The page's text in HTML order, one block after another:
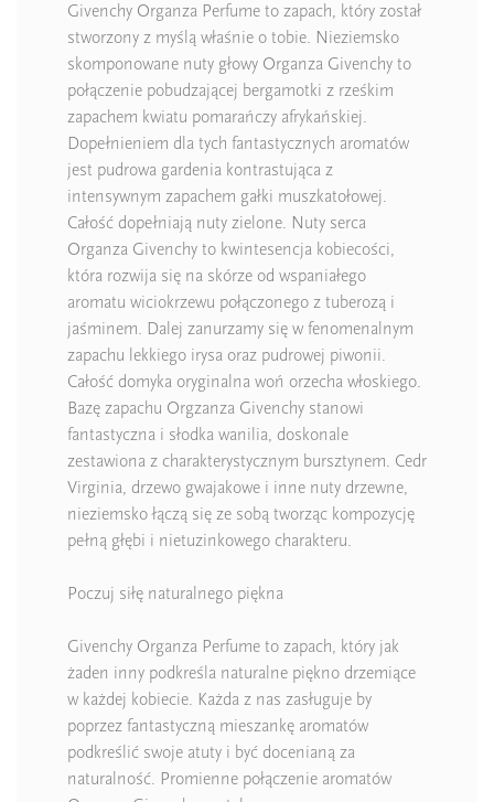
Givenchy Organza Perfume to zapach, który został
stworzony z myślą właśnie o tobie. Nieziemsko
skomponowane nuty głowy Organza Givenchy to
połączenie pobudzającej bergamotki z rześkim
zapachem kwiatu pomarańczy afrykańskiej.
Dopełnieniem dla tych fantastycznych aromatów
jest pudrowa gardenia kontrastująca z
intensywnym zapachem gałki muszkatołowej.
Całość dopełniają nuty zielone. Nuty serca
Organza Givenchy to kwintesencja kobiecości,
która rozwija się na skórze od wspaniałego
aromatu wiciokrzewu połączonego z tuberozą i
jaśminem. Dalej zanurzamy się w fenomenalnym
zapachu lekkiego irysa oraz pudrowej piwonii.
Całość domyka oryginalna woń orzecha włoskiego.
Bazę zapachu Orgzanza Givenchy stanowi
fantastyczna i słodka wanilia, doskonale
zestawiona z charakterystycznym bursztynem. Cedr
Virginia, drzewo gwajakowe i inne nuty drzewne,
nieziemsko łączą się ze sobą tworząc kompozycję
pełną głębi i nietuzinkowego charakteru.
Poczuj siłę naturalnego piękna
Givenchy Organza Perfume to zapach, który jak
żaden inny podkreśla naturalne piękno drzemiące
w każdej kobiecie. Każda z nas zasługuje by
poprzez fantastyczną mieszankę aromatów
podkreślić swoje atuty i być docenianą za
naturalność. Promienne połączenie aromatów